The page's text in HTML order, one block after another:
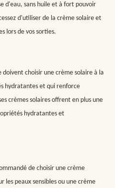
d'eau, sans huile et à fort pouvoir
d'utiliser de la crème solaire et
lors de vos sorties.
doivent choisir une crème solaire à la
hydratantes et qui renforce
crèmes solaires offrent en plus une
hydratantes et
de choisir une crème
les peaux sensibles ou une crème